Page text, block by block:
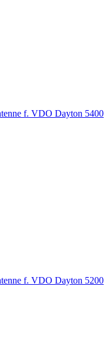
f. VDO Dayton 5400
f. VDO Dayton 5200